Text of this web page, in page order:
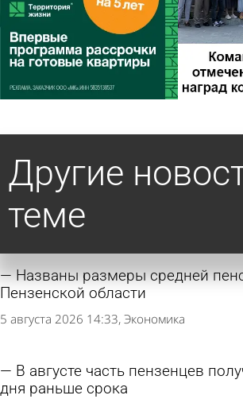
Другие
теме
Названы размеры средней
Пензенской области
5 августа 2026 14:33 Экономика
В августе часть пензенцев
дня раньше срока